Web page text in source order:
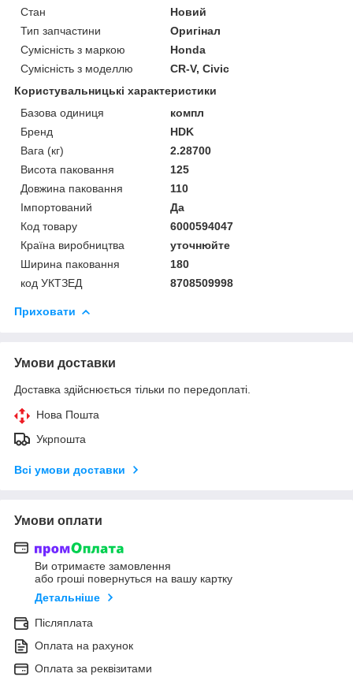
Стан
Новий
Тип запчастини
Оригінал
Сумісність з маркою
Honda
Сумісність з моделлю
CR-V, Civic
Користувальницькі характеристики
Базова одиниця
компл
Бренд
HDK
Вага (кг)
2.28700
Висота паковання
125
Довжина паковання
110
Імпортований
Да
Код товару
6000594047
Країна виробництва
уточнюйте
Ширина паковання
180
код УКТЗЕД
8708509998
Приховати
Умови доставки
Доставка здійснюється тільки по передоплаті.
Нова Пошта
Укрпошта
Всі умови доставки
Умови оплати
Ви отримаєте замовлення
або гроші повернуться на вашу картку
Детальніше
Післяплата
Оплата на рахунок
Оплата за реквізитами